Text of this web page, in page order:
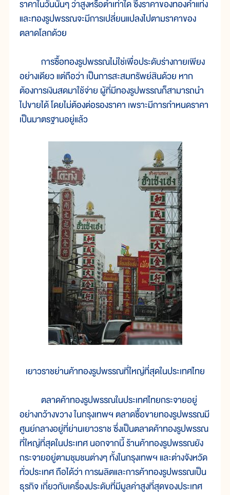
ราคาในวันนั้นๆ ว่าสูงหรือต่ำเท่าใด ซึ่งราคาของทองคำแท่ง
และทองรูปพรรณจะมีการเปลี่ยนแปลงไปตามราคาของ
ตลาดโลกด้วย
การซื้อทองรูปพรรณไม่ใช่เพื่อประดับร่างกายเพียง
อย่างเดียว แต่ถือว่า เป็นการสะสมทรัพย์สินด้วย หาก
ต้องการเงินสดมาใช้จ่าย ผู้ที่มีทองรูปพรรณก็สามารถนำ
ไปขายได้ โดยไม่ต้องต่อรองราคา เพราะมีการกำหนดราคา
เป็นมาตรฐานอยู่แล้ว
เยาวราชย่านค้าทองรูปพรรณที่ใหญ่ที่สุดในประเทศไทย
ตลาดค้าทองรูปพรรณในประเทศไทยกระจายอยู่
อย่างกว้างขวาง ในกรุงเทพฯ ตลาดซื้อขายทองรูปพรรณมี
ศูนย์กลางอยู่ที่ย่านเยาวราช ซึ่งเป็นตลาดค้าทองรูปพรรณ
ที่ใหญ่ที่สุดในประเทศ นอกจากนี้ ร้านค้าทองรูปพรรณยัง
กระจายอยู่ตามชุมชนต่างๆ ทั้งในกรุงเทพฯ และต่างจังหวัด
ทั่วประเทศ ถือได้ว่า การผลิตและการค้าทองรูปพรรณเป็น
ธุรกิจ เกี่ยวกับเครื่องประดับที่มีมูลค่าสูงที่สุดของประเทศ